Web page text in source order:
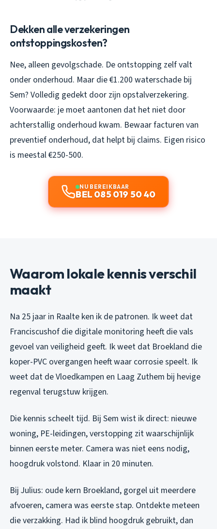
Dekken alle verzekeringen
ontstoppingskosten?
Nee, alleen gevolgschade. De ontstopping zelf valt
onder onderhoud. Maar die €1.200 waterschade bij
Sem? Volledig gedekt door zijn opstalverzekering.
Voorwaarde: je moet aantonen dat het niet door
achterstallig onderhoud kwam. Bewaar facturen van
preventief onderhoud, dat helpt bij claims. Eigen risico
is meestal €250-500.
NU BEREIKBAAR
BEL 085 019 50 40
Waarom lokale kennis verschil
maakt
Na 25 jaar in Raalte ken ik de patronen. Ik weet dat
Franciscushof die digitale monitoring heeft die vals
gevoel van veiligheid geeft. Ik weet dat Broekland die
koper-PVC overgangen heeft waar corrosie speelt. Ik
weet dat de Vloedkampen en Laag Zuthem bij hevige
regenval terugstuw krijgen.
Die kennis scheelt tijd. Bij Sem wist ik direct: nieuwe
woning, PE-leidingen, verstopping zit waarschijnlijk
binnen eerste meter. Camera was niet eens nodig,
hoogdruk volstond. Klaar in 20 minuten.
Bij Julius: oude kern Broekland, gorgel uit meerdere
afvoeren, camera was eerste stap. Ontdekte meteen
die verzakking. Had ik blind hoogdruk gebruikt, dan